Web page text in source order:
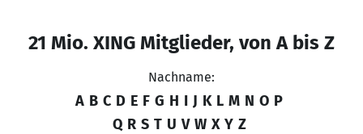
21 Mio. XING Mitglieder, von A bis Z
Nachname:
A B C D E F G H I J K L M N O P
Q R S T U V W X Y Z